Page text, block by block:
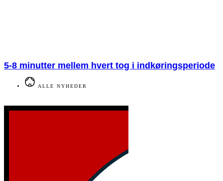
5-8 minutter mellem hvert tog i indkøringsperiode
ALLE NYHEDER